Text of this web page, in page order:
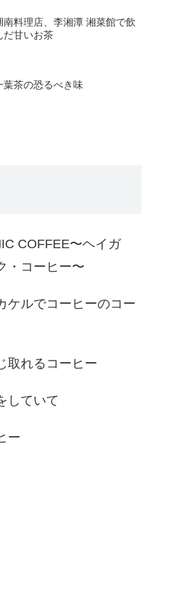
南料理店、李湘潭 湘菜館で飲
だ甘いお茶
葉茶の恐るべき味
COFFEE〜ヘイガ
・コーヒー〜
ケルでコーヒーのコー
取れるコーヒー
していて
ー